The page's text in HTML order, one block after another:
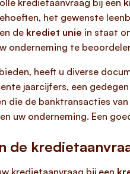
kredietaanvraag bij een
het gewenste
de krediet unie in staat
onderneming te
heeft u diverse
jaarcijfers, een
die de banktransacties
uw onderneming. Een
de
kredietaanvraag bij een